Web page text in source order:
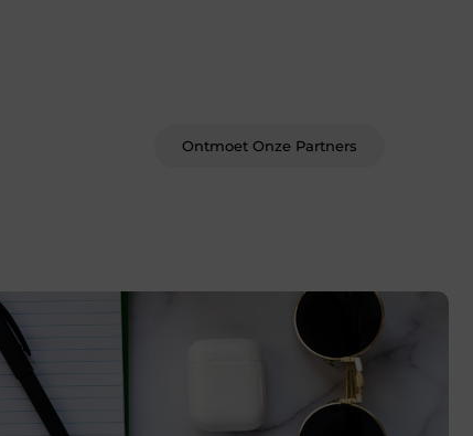
Ontmoet Onze Partners